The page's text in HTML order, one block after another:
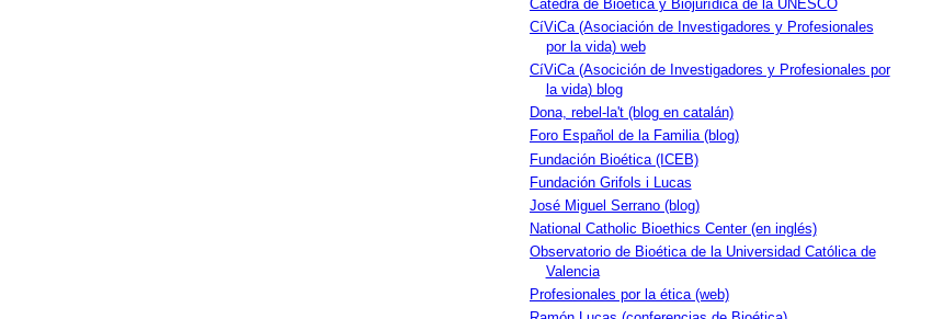
Cátedra de Bioética y Biojurídica de la UNESCO
CíViCa (Asociación de Investigadores y Profesionales
por la vida) web
CíViCa (Asocición de Investigadores y Profesionales por
la vida) blog
Dona, rebel-la't (blog en catalán)
Foro Español de la Familia (blog)
Fundación Bioética (ICEB)
Fundación Grifols i Lucas
José Miguel Serrano (blog)
National Catholic Bioethics Center (en inglés)
Observatorio de Bioética de la Universidad Católica de
Valencia
Profesionales por la ética (web)